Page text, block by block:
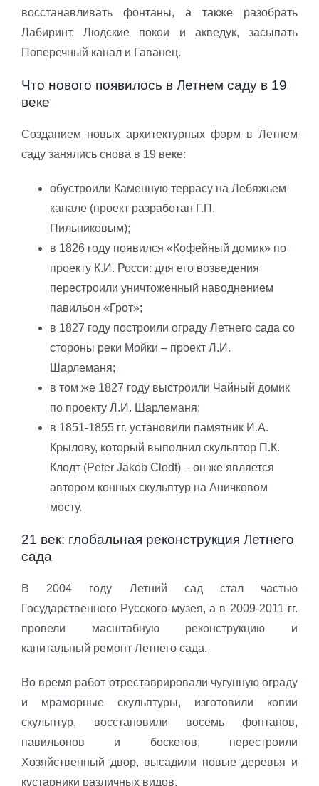
восстанавливать фонтаны, а также разобрать
Лабиринт, Людские покои и акведук, засыпать
Поперечный канал и Гаванец.
Что нового появилось в Летнем саду в 19
веке
Созданием новых архитектурных форм в Летнем
саду занялись снова в 19 веке:
обустроили Каменную террасу на Лебяжьем
канале (проект разработан Г.П.
Пильниковым);
в 1826 году появился «Кофейный домик» по
проекту К.И. Росси: для его возведения
перестроили уничтоженный наводнением
павильон «Грот»;
в 1827 году построили ограду Летнего сада со
стороны реки Мойки – проект Л.И.
Шарлеманя;
в том же 1827 году выстроили Чайный домик
по проекту Л.И. Шарлеманя;
в 1851-1855 гг. установили памятник И.А.
Крылову, который выполнил скульптор П.К.
Клодт (Peter Jakob Clodt) – он же является
автором конных скульптур на Аничковом
мосту.
21 век: глобальная реконструкция Летнего
сада
В 2004 году Летний сад стал частью
Государственного Русского музея, а в 2009-2011 гг.
провели масштабную реконструкцию и
капитальный ремонт Летнего сада.
Во время работ отреставрировали чугунную ограду
и мраморные скульптуры, изготовили копии
скульптур, восстановили восемь фонтанов,
павильонов и боскетов, перестроили
Хозяйственный двор, высадили новые деревья и
кустарники различных видов.